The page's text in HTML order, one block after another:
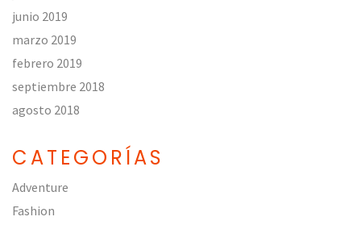
junio 2019
marzo 2019
febrero 2019
septiembre 2018
agosto 2018
CATEGORÍAS
Adventure
Fashion